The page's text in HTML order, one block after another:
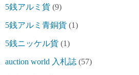
5銭アルミ貨 (9)
5銭アルミ青銅貨 (1)
5銭ニッケル貨 (1)
auction world 入札誌 (57)